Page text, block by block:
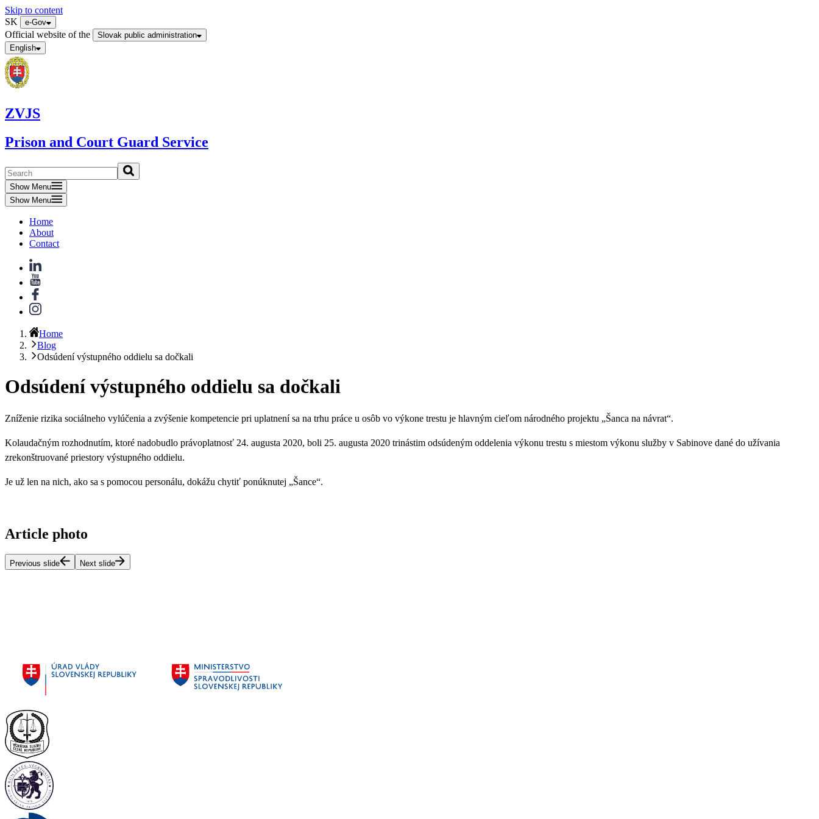
Skip to content
SK
e-Gov
Official website of the
Slovak public administration
English
ZVJS
Prison and Court Guard Service
Show Menu
Show Menu
Home
About
Contact
Home
Blog
Odsúdení výstupného oddielu sa dočkali
Odsúdení výstupného oddielu sa dočkali
Zníženie rizika sociálneho vylúčenia a zvýšenie kompetencie pri uplatnení sa na trhu práce u osôb vo výkone trestu je hlavným cieľom národného projektu „Šanca na návrat“.
Kolaudačným rozhodnutím, ktoré nadobudlo právoplatnosť 24. augusta 2020, boli 25. augusta 2020 trinástim odsúdeným oddelenia výkonu trestu s miestom výkonu služby v Sabinove dané do užívania
zrekonštruované priestory výstupného oddielu.
Je už len na nich, ako sa s pomocou personálu, dokážu chytiť ponúknutej „Šance“.
Article photo
Previous slide Next slide